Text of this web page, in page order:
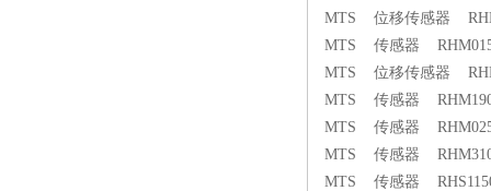
MTS 位移传感器
MTS 传感器
MTS 位移传感器
MTS 传感器
MTS 传感器
MTS 传感器
MTS 传感器